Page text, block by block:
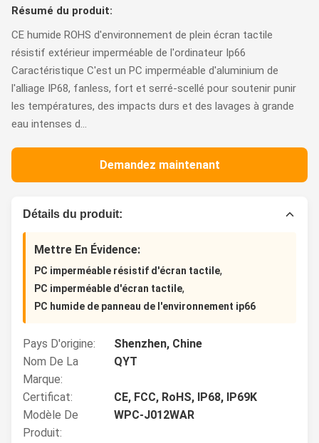
Résumé du produit:
CE humide ROHS d'environnement de plein écran tactile
résistif extérieur imperméable de l'ordinateur Ip66
Caractéristique C'est un PC imperméable d'aluminium de
l'alliage IP68, fanless, fort et serré-scellé pour soutenir punir
les températures, des impacts durs et des lavages à grande
eau intenses d...
Demandez maintenant
Détails du produit:
Mettre En Évidence:
PC imperméable résistif d'écran tactile,
PC imperméable d'écran tactile,
PC humide de panneau de l'environnement ip66
Pays D'origine:
Shenzhen, Chine
Nom De La
Marque:
QYT
Certificat:
CE, FCC, RoHS, IP68, IP69K
Modèle De
Produit:
WPC-J012WAR